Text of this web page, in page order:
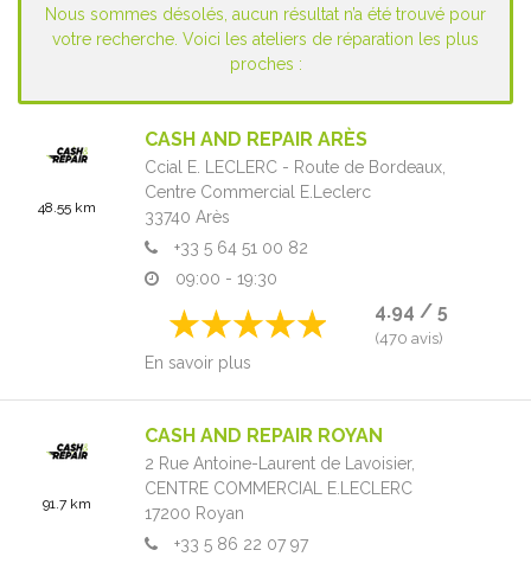
Nous sommes désolés, aucun résultat n’a été trouvé pour
votre recherche. Voici les ateliers de réparation les plus
proches :
48.55 km
CASH AND REPAIR ARÈS
Ccial E. LECLERC - Route de Bordeaux,
Centre Commercial E.Leclerc
33740 Arès
+33 5 64 51 00 82
09:00 - 19:30
4.94 / 5
(470 avis)
En savoir plus
91.7 km
CASH AND REPAIR ROYAN
2 Rue Antoine-Laurent de Lavoisier,
CENTRE COMMERCIAL E.LECLERC
17200 Royan
+33 5 86 22 07 97